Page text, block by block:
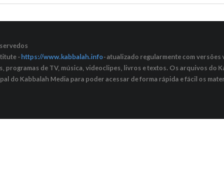
-https://www.kabbalah.info- atualizado regularmente com versões
programas de TV, música, videoclipes, livros e textos. Os arquivos
do Kabbalah Media para poder acessar de forma rápida e fácil os